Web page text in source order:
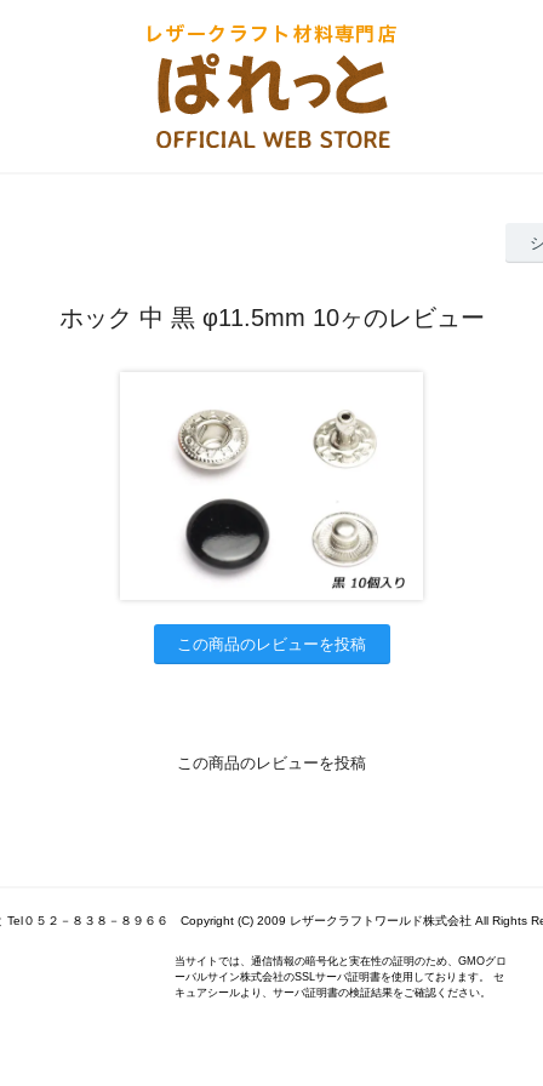
ホック 中 黒 φ11.5mm 10ヶのレビュー
この商品のレビューを投稿
この商品のレビューを投稿
Tel０５２－８３８－８９６６ Copyright (C) 2009 レザークラフトワールド株式会社 All Rights
当サイトでは、通信情報の暗号化と実在性の証明のため、GMOグロ
ーバルサイン株式会社のSSLサーバ証明書を使用しております。 セ
キュアシールより、サーバ証明書の検証結果をご確認ください。